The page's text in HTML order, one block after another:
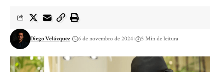
Diego Velázquez 6 de novembro de 2024 5 Min de leitura